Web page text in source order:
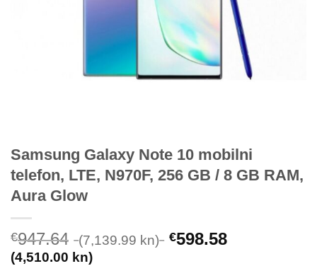
Samsung Galaxy Note 10 mobilni
telefon, LTE, N970F, 256 GB / 8 GB RAM,
Aura Glow
€947.64 (7,139.99 kn) €598.58
(4,510.00 kn)